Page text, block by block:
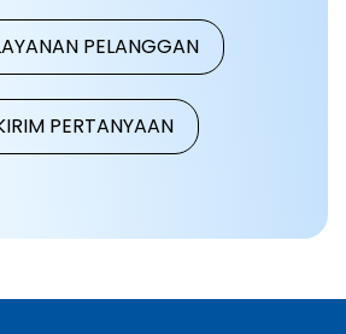
PELANGGAN
PERTANYAAN